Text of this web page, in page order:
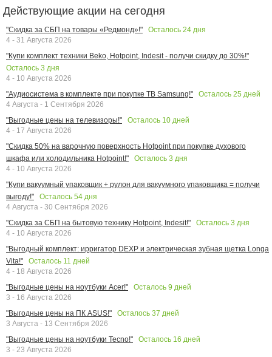
Действующие акции на сегодня
"Скидка за СБП на товары «Редмонд»!" Осталось 24 дня
4 - 31 Августа 2026
"Купи комплект техники Beko, Hotpoint, Indesit - получи скидку до 30%!"
Осталось 3 дня
4 - 10 Августа 2026
"Аудиосистема в комплекте при покупке ТВ Samsung!"
Осталось 25 дней
4 Августа - 1 Сентября 2026
"Выгодные цены на телевизоры!"
Осталось 10 дней
4 - 17 Августа 2026
"Скидка 50% на варочную поверхность Hotpoint при покупке духового
шкафа или холодильника Hotpoint!"
Осталось 3 дня
4 - 10 Августа 2026
"Купи вакуумный упаковщик + рулон для вакуумного упаковщика = получи
выгоду!"
Осталось 54 дня
4 Августа - 30 Сентября 2026
"Скидка за СБП на бытовую технику Hotpoint, Indesit!"
Осталось 3 дня
4 - 10 Августа 2026
"Выгодный комплект: ирригатор DEXP и электрическая зубная щетка Longa
Vita!"
Осталось 11 дней
4 - 18 Августа 2026
"Выгодные цены на ноутбуки Acer!"
Осталось 9 дней
3 - 16 Августа 2026
"Выгодные цены на ПК ASUS!"
Осталось 37 дней
3 Августа - 13 Сентября 2026
"Выгодные цены на ноутбуки Tecno!"
Осталось 16 дней
3 - 23 Августа 2026